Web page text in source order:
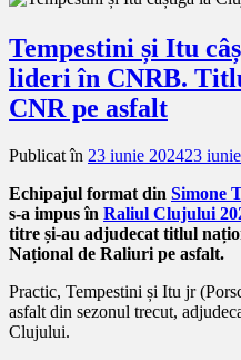
Tempestini și Itu
lideri în CNRB.
CNR pe asfalt
Publicat în 23 iunie 202423
Echipajul format din Simone
s-a impus în Raliul Clujului
titre și-au adjudecat titlul
Național de Raliuri pe asfalt.
Practic, Tempestini și Itu jr
asfalt din sezonul trecut,
Clujului.